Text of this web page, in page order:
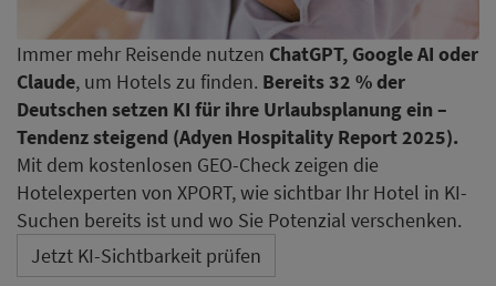
Immer mehr Reisende nutzen ChatGPT, Google AI oder
Claude, um Hotels zu finden. Bereits 32 % der
Deutschen setzen KI für ihre Urlaubsplanung ein –
Tendenz steigend (Adyen Hospitality Report 2025).
Mit dem kostenlosen GEO-Check zeigen die
Hotelexperten von XPORT, wie sichtbar Ihr Hotel in KI-
Suchen bereits ist und wo Sie Potenzial verschenken.
Jetzt KI-Sichtbarkeit prüfen